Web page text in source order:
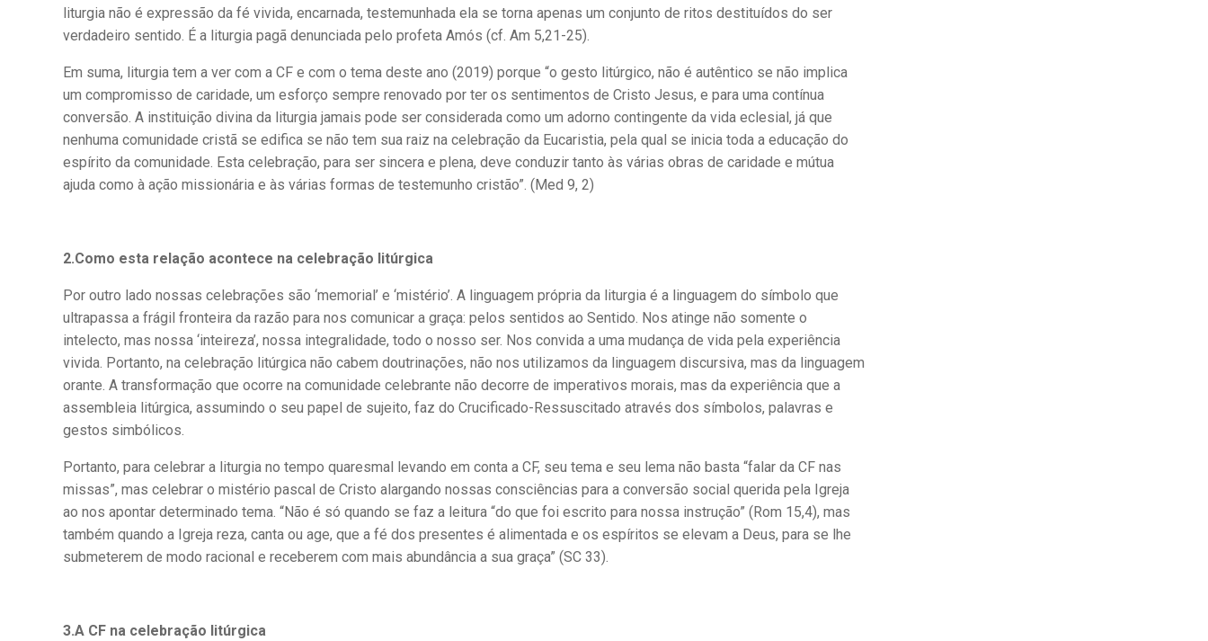
liturgia não é expressão da fé vivida, encarnada, testemunhada ela se torna apenas um conjunto de ritos destituídos do ser
verdadeiro sentido. É a liturgia pagã denunciada pelo profeta Amós (cf. Am 5,21-25).
Em suma, liturgia tem a ver com a CF e com o tema deste ano (2019) porque “o gesto litúrgico, não é autêntico se não implica
um compromisso de caridade, um esforço sempre reno­vado por ter os sentimentos de Cristo Jesus, e para uma contínua
conversão. A instituição divina da liturgia jamais pode ser consi­derada como um adorno contingente da vida eclesial, já que
nenhuma comunidade cristã se edifica se não tem sua raiz na celebração da Eucaristia, pela qual se inicia toda a educação do
espírito da comunidade. Esta celebração, para ser sincera e plena, deve conduzir tanto às várias obras de caridade e mútua
ajuda como à ação missionária e às várias formas de testemunho cristão”. (Med 9, 2)
2.Como esta relação acontece na celebração litúrgica
Por outro lado nossas celebrações são ‘memorial’ e ‘mistério’. A linguagem própria da liturgia é a linguagem do símbolo que
ultrapassa a frágil fronteira da razão para nos comunicar a graça: pelos sentidos ao Sentido. Nos atinge não somente o
intelecto, mas nossa ‘inteireza’, nossa integralidade, todo o nosso ser. Nos convida a uma mudança de vida pela experiência
vivida. Portanto, na celebração litúrgica não cabem doutrinações, não nos utilizamos da linguagem discursiva, mas da linguagem
orante. A transformação que ocorre na comunidade celebrante não decorre de imperativos morais, mas da experiência que a
assembleia litúrgica, assumindo o seu papel de sujeito, faz do Crucificado-Ressuscitado através dos símbolos, palavras e
gestos simbólicos.
Portanto, para celebrar a liturgia no tempo quaresmal levando em conta a CF, seu tema e seu lema não basta “falar da CF nas
missas”, mas celebrar o mistério pascal de Cristo alargando nossas consciências para a conversão social querida pela Igreja
ao nos apontar determinado tema. “Não é só quando se faz a leitura “do que foi escrito para nossa instrução” (Rom 15,4), mas
também quando a Igreja reza, canta ou age, que a fé dos presentes é alimentada e os espíritos se elevam a Deus, para se lhe
submeterem de modo racional e receberem com mais abundância a sua graça” (SC 33).
3.A CF na celebração litúrgica